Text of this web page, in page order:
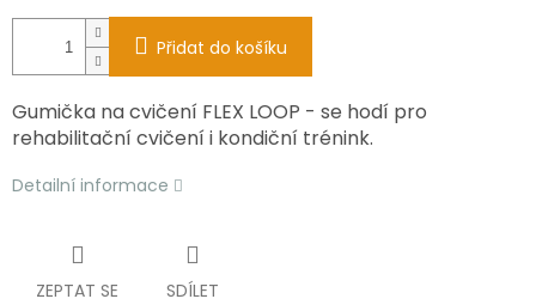
Přidat do košíku
Gumička na cvičení FLEX LOOP - se hodí pro
rehabilitační cvičení i kondiční trénink.
Detailní informace
ZEPTAT SE SDÍLET